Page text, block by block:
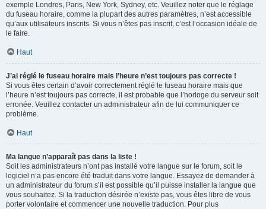
exemple Londres, Paris, New York, Sydney, etc. Veuillez noter que le réglage
du fuseau horaire, comme la plupart des autres paramètres, n’est accessible
qu’aux utilisateurs inscrits. Si vous n’êtes pas inscrit, c’est l’occasion idéale de
le faire.
Haut
J’ai réglé le fuseau horaire mais l’heure n’est toujours pas correcte !
Si vous êtes certain d’avoir correctement réglé le fuseau horaire mais que
l’heure n’est toujours pas correcte, il est probable que l’horloge du serveur soit
erronée. Veuillez contacter un administrateur afin de lui communiquer ce
problème.
Haut
Ma langue n’apparaît pas dans la liste !
Soit les administrateurs n’ont pas installé votre langue sur le forum, soit le
logiciel n’a pas encore été traduit dans votre langue. Essayez de demander à
un administrateur du forum s’il est possible qu’il puisse installer la langue que
vous souhaitez. Si la traduction désirée n’existe pas, vous êtes libre de vous
porter volontaire et commencer une nouvelle traduction. Pour plus